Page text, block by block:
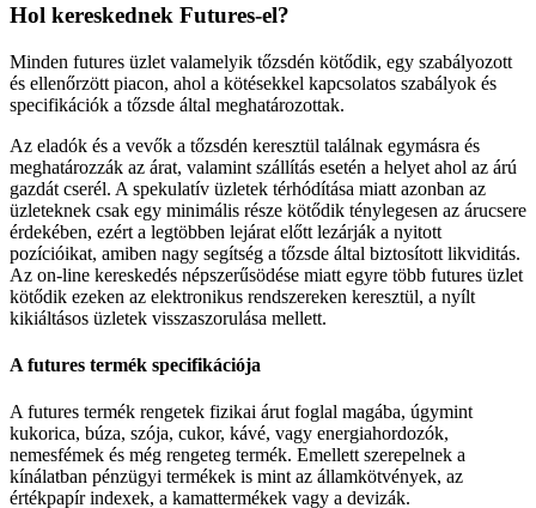
Hol kereskednek Futures-el?
Minden futures üzlet valamelyik tőzsdén kötődik, egy szabályozott
és ellenőrzött piacon, ahol a kötésekkel kapcsolatos szabályok és
specifikációk a tőzsde által meghatározottak.
Az eladók és a vevők a tőzsdén keresztül találnak egymásra és
meghatározzák az árat, valamint szállítás esetén a helyet ahol az árú
gazdát cserél. A spekulatív üzletek térhódítása miatt azonban az
üzleteknek csak egy minimális része kötődik ténylegesen az árucsere
érdekében, ezért a legtöbben lejárat előtt lezárják a nyitott
pozícióikat, amiben nagy segítség a tőzsde által biztosított likviditás.
Az on-line kereskedés népszerűsödése miatt egyre több futures üzlet
kötődik ezeken az elektronikus rendszereken keresztül, a nyílt
kikiáltásos üzletek visszaszorulása mellett.
A futures termék specifikációja
A futures termék rengetek fizikai árut foglal magába, úgymint
kukorica, búza, szója, cukor, kávé, vagy energiahordozók,
nemesfémek és még rengeteg termék. Emellett szerepelnek a
kínálatban pénzügyi termékek is mint az államkötvények, az
értékpapír indexek, a kamattermékek vagy a devizák.